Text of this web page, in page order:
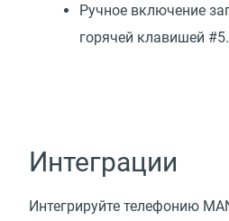
Ручное включение
горячей клавишей #5.
Интеграции
Интегрируйте телефонию